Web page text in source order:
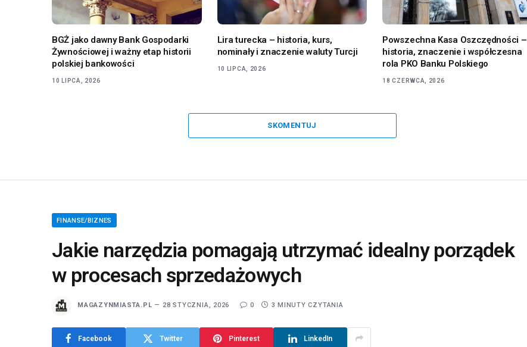
BGŻ jako dawny Bank Gospodarki
Żywnościowej i ważny etap historii
polskiej bankowości
10 LIPCA, 2026
Lira turecka – historia, kurs,
nominały i znaczenie waluty Turcji
10 LIPCA, 2026
Powszechna Kasa Oszczędności –
historia, znaczenie i współczesna
rola PKO Banku Polskiego
18 CZERWCA, 2026
SKOMENTUJ
FINANSE/BIZNES
Jakie narzędzia pomagają utrzymać idealny porządek
w procesach sprzedażowych
MAGAZYNMIASTA.PL 28 STYCZNIA, 2026 0 3 MINUTY CZYTANIA
Facebook Twitter Pinterest LinkedIn